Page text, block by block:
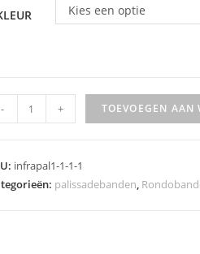
Kies een optie
- + TOEVOEGEN AAN
infrapal1-1-1-1
palissadebanden,